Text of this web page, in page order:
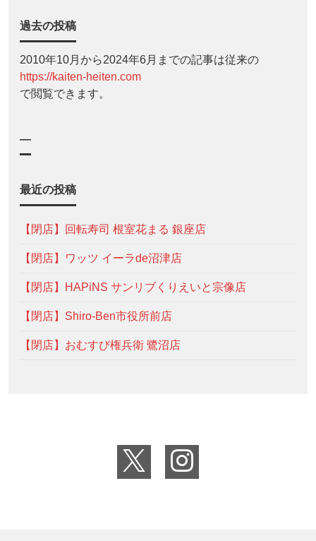
過去の投稿
2010年10月から2024年6月までの記事は従来の
https://kaiten-heiten.com
で閲覧できます。
—
最近の投稿
【閉店】回転寿司 根室花まる 銀座店
【閉店】ワッツ イーラde沼津店
【閉店】HAPiNS サンリブくりえいと宗像店
【閉店】Shiro-Ben市役所前店
【閉店】おむすび権兵衛 鷺沼店